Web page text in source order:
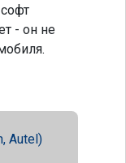
- он не
Autel)